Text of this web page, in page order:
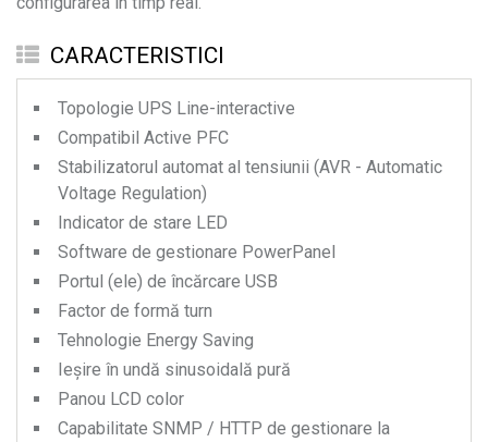
CARACTERISTICI
Topologie UPS Line-interactive
Compatibil Active PFC
Stabilizatorul automat al tensiunii (AVR - Automatic
Voltage Regulation)
Indicator de stare LED
Software de gestionare PowerPanel
Portul (ele) de încărcare USB
Factor de formă turn
Tehnologie Energy Saving
Ieșire în undă sinusoidală pură
Panou LCD color
Capabilitate SNMP / HTTP de gestionare la